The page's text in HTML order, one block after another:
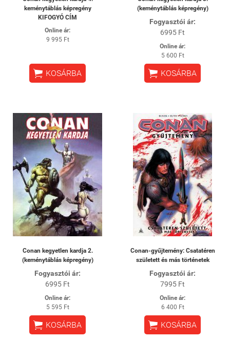
keménytáblás képregény
KIFOGYÓ CÍM
Online ár:
9 995 Ft
 KOSÁRBA
(keménytáblás képregény)
Fogyasztói ár:
6995 Ft
Online ár:
5 600 Ft
 KOSÁRBA
Conan kegyetlen kardja 2.
(keménytáblás képregény)
Fogyasztói ár:
6995 Ft
Online ár:
5 595 Ft
 KOSÁRBA
Conan-gyűjtemény: Csatatéren
született és más történetek
Fogyasztói ár:
7995 Ft
Online ár:
6 400 Ft
 KOSÁRBA